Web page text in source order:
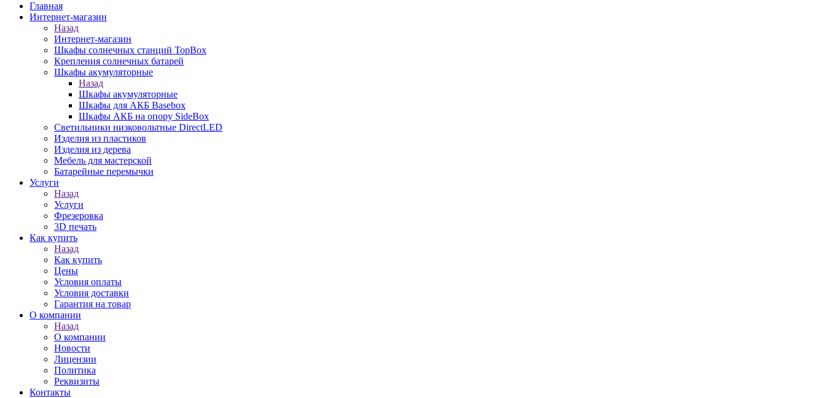
Главная
Интернет-магазин
Назад
Интернет-магазин
Шкафы солнечных станций TopBox
Крепления солнечных батарей
Шкафы акумуляторные
Назад
Шкафы акумуляторные
Шкафы для АКБ Basebox
Шкафы АКБ на опору SideBox
Светильники низковольтные DirectLED
Изделия из пластиков
Изделия из дерева
Мебель для мастерской
Батарейные перемычки
Услуги
Назад
Услуги
Фрезеровка
3D печать
Как купить
Назад
Как купить
Цены
Условия оплаты
Условия доставки
Гарантия на товар
О компании
Назад
О компании
Новости
Лицензии
Политика
Реквизиты
Контакты